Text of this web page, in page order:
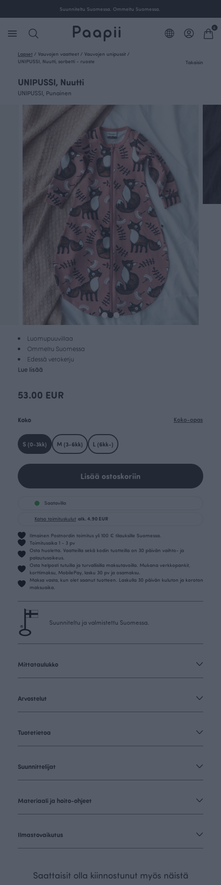
Suunniteltu Suomessa. Ommeltu
0
Lapset / Vauvojen vaatteet / Vauvojen unipussit /
UNIPUSSI, Nuutti, sorbetti - ruoste
Takaisin
UNIPUSSI, Nuutti
UNIPUSSI, Punainen
Luomupuuvillaa
Ommeltu Suomessa
Edessä vetoketju
Lue lisää
53.00 EUR
Koko Koko-opas
S (0-3kk) M (3-6kk) L (6kk-)
Lisää ostoskoriin
Saatavilla
Katso toimituskulut alk. 4.90 EUR
Ilmainen Postnordin toimitus yli 100 € tilauksille Suomessa.
Toimitusaika 1 - 3 pv
Osta huoletta. Vaatteilla sekä kodin tuotteilla on 30 päivän vaihto- ja
palautusoikeus.
Osta helposti tutuilla ja turvallisilla maksutavoilla. Mukana verkkopankit,
korttimaksu, MobilePay, lasku 30 pv ja osamaksu.
Maksa vasta, kun olet saanut tuotteen. Laskulla 30 päivän kuluton ja koroton
maksuaika.
Suunniteltu ja valmistettu Suomessa.
Mittataulukko
Arvostelut
Tuotetietoa
Suunnittelijat
Materiaali ja hoito-ohjeet
Ilmastovaikutus
Saattaisit olla kiinnostunut myös näistä